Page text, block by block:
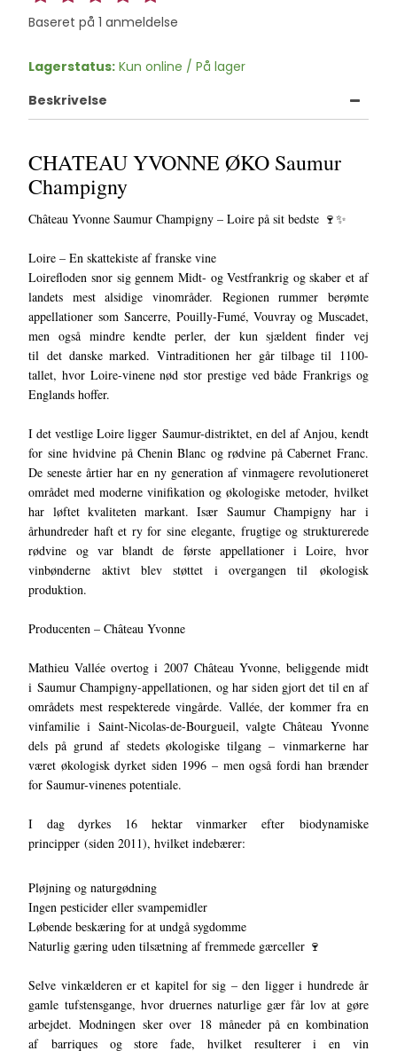
Baseret på 1 anmeldelse
Lagerstatus: Kun online / På lager
Beskrivelse
CHATEAU YVONNE ØKO Saumur
Champigny
Château Yvonne Saumur Champigny – Loire på sit bedste 🍷✨
Loire – En skattekiste af franske vine
Loirefloden snor sig gennem Midt- og Vestfrankrig og skaber et af
landets mest alsidige vinområder. Regionen rummer berømte
appellationer som Sancerre, Pouilly-Fumé, Vouvray og Muscadet,
men også mindre kendte perler, der kun sjældent finder vej
til det danske marked. Vintraditionen her går tilbage til 1100-
tallet, hvor Loire-vinene nød stor prestige ved både Frankrigs og
Englands hoffer.
I det vestlige Loire ligger Saumur-distriktet, en del af Anjou, kendt
for sine hvidvine på Chenin Blanc og rødvine på Cabernet Franc.
De seneste årtier har en ny generation af vinmagere revolutioneret
området med moderne vinifikation og økologiske metoder, hvilket
har løftet kvaliteten markant. Især Saumur Champigny har i
århundreder haft et ry for sine elegante, frugtige og strukturerede
rødvine og var blandt de første appellationer i Loire, hvor
vinbønderne aktivt blev støttet i overgangen til økologisk
produktion.
Producenten – Château Yvonne
Mathieu Vallée overtog i 2007 Château Yvonne, beliggende midt
i Saumur Champigny-appellationen, og har siden gjort det til en af
områdets mest respekterede vingårde. Vallée, der kommer fra en
vinfamilie i Saint-Nicolas-de-Bourgueil, valgte Château Yvonne
dels på grund af stedets økologiske tilgang – vinmarkerne har
været økologisk dyrket siden 1996 – men også fordi han brænder
for Saumur-vinenes potentiale.
I dag dyrkes 16 hektar vinmarker efter biodynamiske
principper (siden 2011), hvilket indebærer:
Pløjning og naturgødning
Ingen pesticider eller svampemidler
Løbende beskæring for at undgå sygdomme
Naturlig gæring uden tilsætning af fremmede gærceller 🍷
Selve vinkælderen er et kapitel for sig – den ligger i hundrede år
gamle tufstensgange, hvor druernes naturlige gær får lov at gøre
arbejdet. Modningen sker over 18 måneder på en kombination
af barriques og store fade, hvilket resulterer i en vin